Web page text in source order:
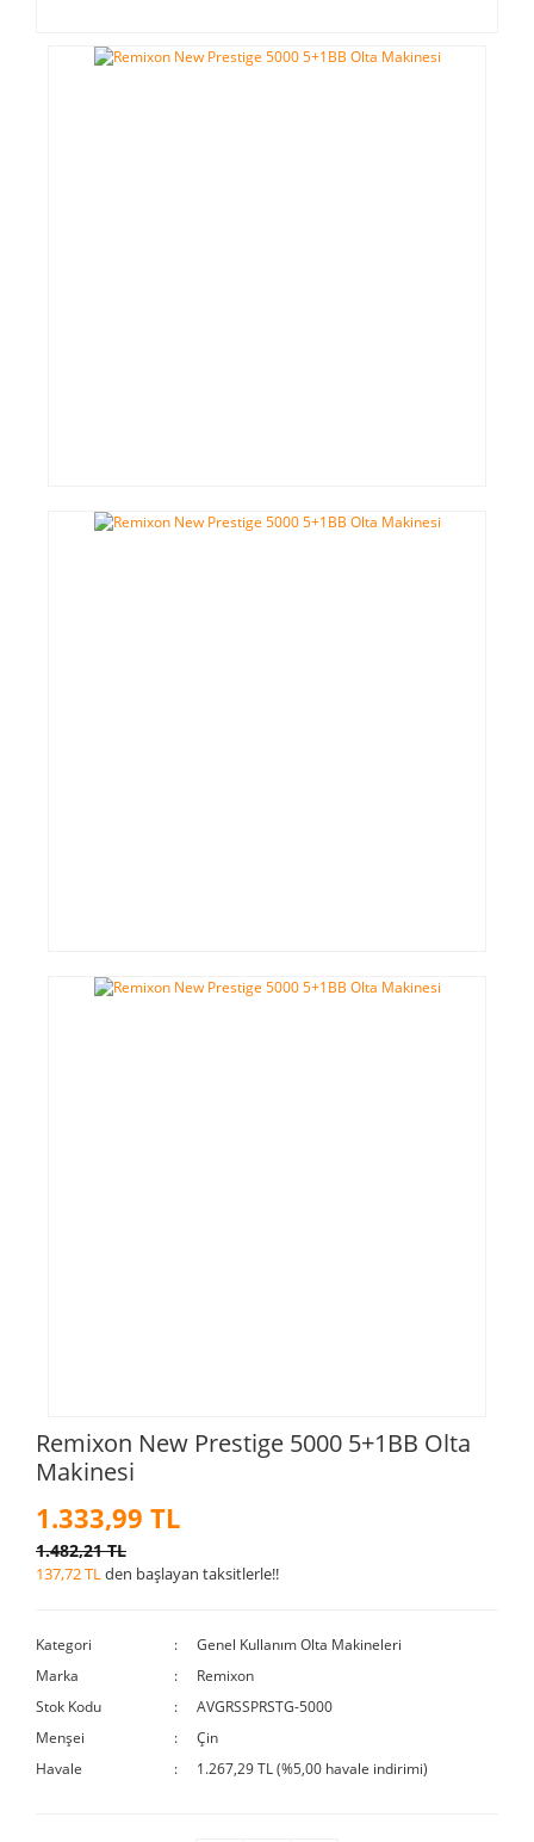
Remixon New Prestige 5000 5+1BB Olta
Makinesi
1.333,99 TL
1.482,21 TL
137,72 TLden başlayan taksitlerle!!
Kategori
Genel Kullanım Olta Makineleri
Marka
Remixon
Stok Kodu
AVGRSSPRSTG-5000
Menşei
Çin
Havale
1.267,29 TL (%5,00 havale indirimi)